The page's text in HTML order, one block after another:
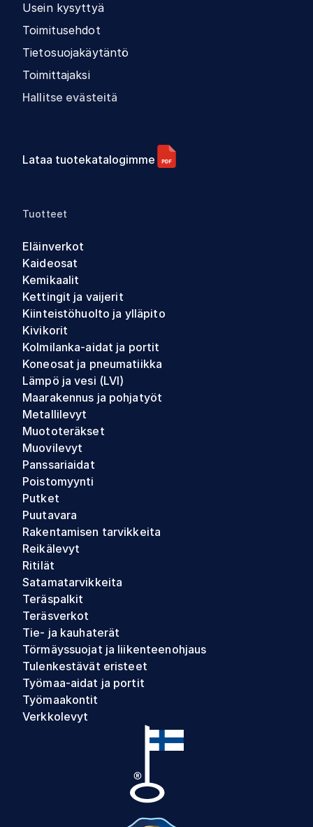
Usein kysyttyä
Toimitusehdot
Tietosuojakäytäntö
Toimittajaksi
Hallitse evästeitä
Lataa tuotekatalogimme
Tuotteet
Eläinverkot
Kaideosat
Kemikaalit
Kettingit ja vaijerit
Kiinteistöhuolto ja ylläpito
Kivikorit
Kolmilanka-aidat ja portit
Koneosat ja pneumatiikka
Lämpö ja vesi (LVI)
Maarakennus ja pohjatyöt
Metallilevyt
Muototeräkset
Muovilevyt
Panssariaidat
Poistomyynti
Putket
Puutavara
Rakentamisen tarvikkeita
Reikälevyt
Ritilät
Satamatarvikkeita
Teräspalkit
Teräsverkot
Tie- ja kauhaterät
Törmäyssuojat ja liikenteenohjaus
Tulenkestävät eristeet
Työmaa-aidat ja portit
Työmaakontit
Verkkolevyt